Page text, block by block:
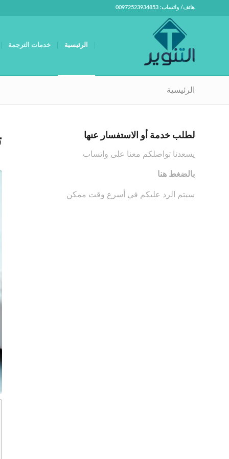
هاتف/ واتساب: 00972523934853
الرئيسية خدمات الترجمة
الرئيسية
لطلب خدمة أو الاستفسار عنها
يسعدنا تواصلكم معنا على واتساب
بالضغط هنا
سيتم الرد عليكم في أسرع وقت ممكن